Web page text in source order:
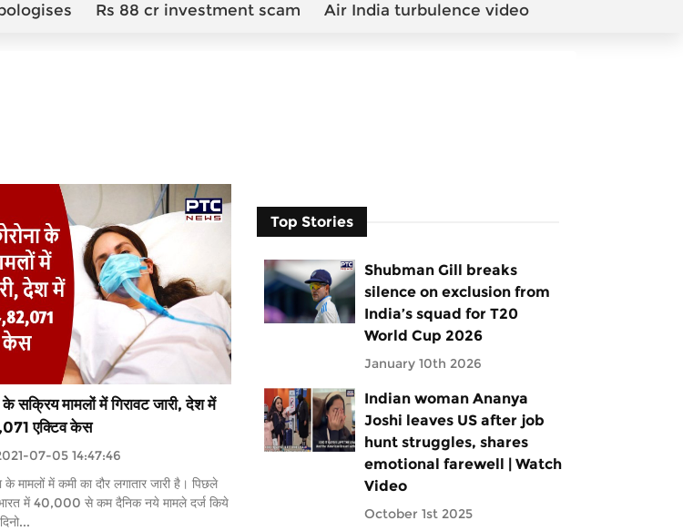
Rs 88 cr investment scam Air India turbulence video
के सक्रिय मामलों में गिरावट जारी, देश में
एक्टिव केस
07-05 14:47:46
के मामलों में कमी का दौर लगातार जारी है। पिछले
में 40,000 से कम दैनिक नये मामले दर्ज किये
Top Stories
Shubman Gill breaks
silence on exclusion from
India’s squad for T20
World Cup 2026
January 10th 2026
Indian woman Ananya
Joshi leaves US after job
hunt struggles, shares
emotional farewell | Watch
Video
October 1st 2025